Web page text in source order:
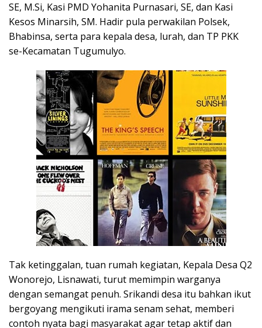
SE, M.Si, Kasi PMD Yohanita Purnasari, SE, dan Kasi
Kesos Minarsih, SM. Hadir pula perwakilan Polsek,
Bhabinsa, serta para kepala desa, lurah, dan TP PKK
se-Kecamatan Tugumulyo.
Tak ketinggalan, tuan rumah kegiatan, Kepala Desa Q2
Wonorejo, Lisnawati, turut memimpin warganya
dengan semangat penuh. Srikandi desa itu bahkan ikut
bergoyang mengikuti irama senam sehat, memberi
contoh nyata bagi masyarakat agar tetap aktif dan